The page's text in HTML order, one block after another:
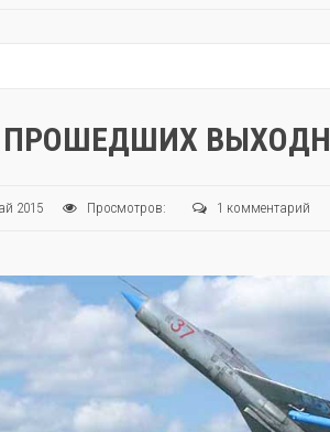
ПРОШЕДШИХ
2015 Просмотров: 1 комментарий